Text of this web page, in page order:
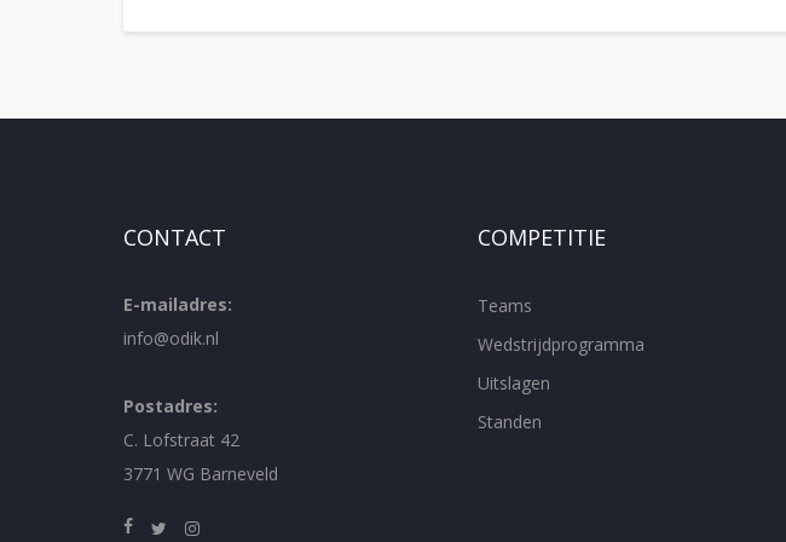
CONTACT
E-mailadres:
info@odik.nl
Postadres:
C. Lofstraat 42
3771 WG Barneveld
COMPETITIE
Teams
Wedstrijdprogramma
Uitslagen
Standen